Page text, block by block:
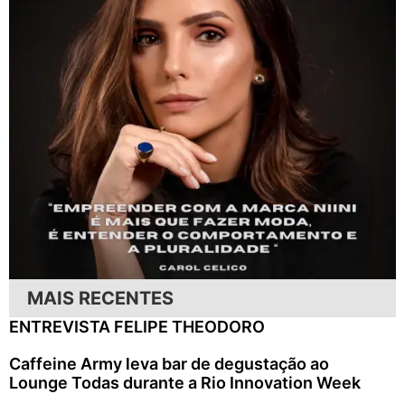
MAIS RECENTES
ENTREVISTA FELIPE THEODORO
Caffeine Army leva bar de degustação ao
Lounge Todas durante a Rio Innovation Week